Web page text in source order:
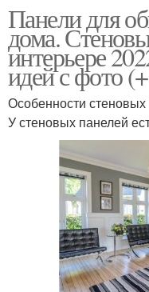
Панели для
дома.
интерьере
идей с фото
Особенности
У стеновых панелей